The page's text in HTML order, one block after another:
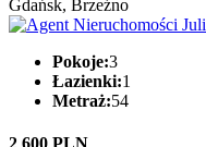
Gdańsk, Brzeźno
Pokoje:3
Łazienki:1
Metraż:54
2 600 PLN